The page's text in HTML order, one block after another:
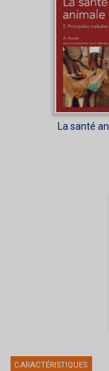
La santé
CARACTÉRISTIQUES